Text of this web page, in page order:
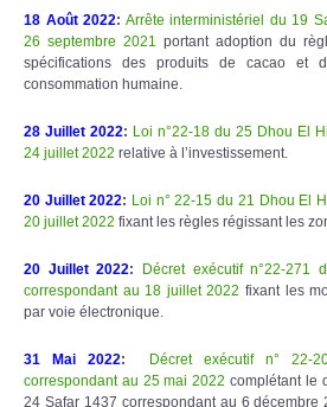
18 Août 2022: Arrête interministériel du 19
26 septembre 2021
portant adoption du
spécifications des produits de cacao et
consommation humaine.
28 Juillet 2022: Loi n°22-18 du 25 Dhou El
24 juillet 2022 relative à l’investissement.
20 Juillet 2022: Loi n° 22-15 du 21 Dhou El
20 juillet 2022 fixant les règles régissant les
20 Juillet 2022: Décret exécutif n°22-
correspondant au 18 juillet 2022 fixant les
par voie électronique.
31 Mai 2022:
Décret exécutif n° 22-
correspondant au 25 mai 2022 complétant le
24 Safar 1437 correspondant au 6 décembre